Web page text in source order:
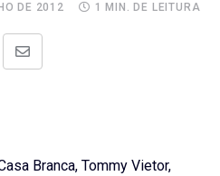
DE 2012 1 MIN. DE LEITURA
Share
Branca, Tommy Vietor,